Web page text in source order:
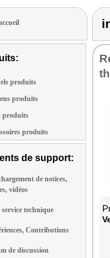
produits
produits
produits
produits
de support:
de notices,
vidéos
technique
Contributions
de discussion